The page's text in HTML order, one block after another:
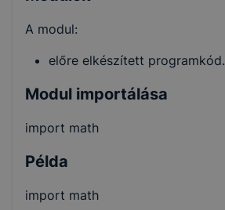
A modul:
előre elkészített programkód.
Modul importálása
import math
Példa
import math